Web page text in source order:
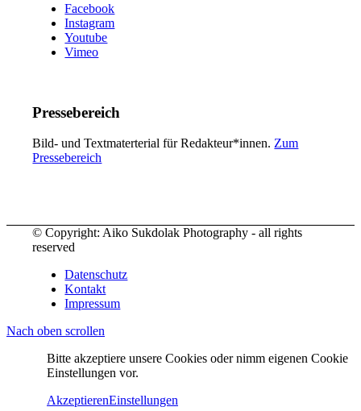
Facebook
Instagram
Youtube
Vimeo
Pressebereich
Bild- und Textmaterterial für Redakteur*innen. Zum
Pressebereich
© Copyright: Aiko Sukdolak Photography - all rights
reserved
Datenschutz
Kontakt
Impressum
Nach oben scrollen
Bitte akzeptiere unsere Cookies oder nimm eigenen Cookie
Einstellungen vor.
AkzeptierenEinstellungen